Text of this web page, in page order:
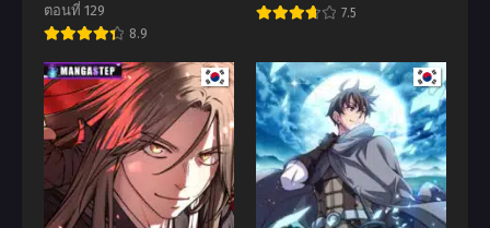
ตอนที่ 129
8.9
7.5